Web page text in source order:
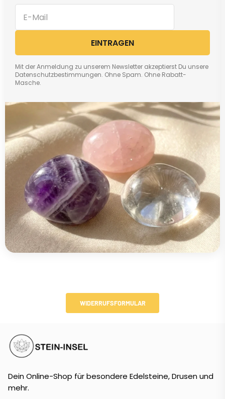
EINTRAGEN
Mit der Anmeldung zu unserem Newsletter akzeptierst Du unsere
Datenschutzbestimmungen. Ohne Spam. Ohne Rabatt-
Masche.
WIDERRUFSFORMULAR
Dein Online-Shop für besondere Edelsteine, Drusen und
mehr.